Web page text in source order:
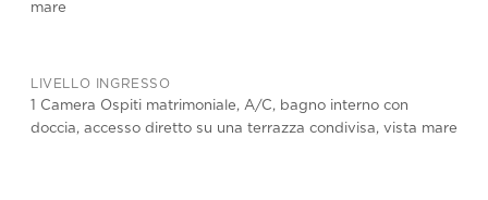
mare
LIVELLO INGRESSO
1 Camera Ospiti matrimoniale, A/C, bagno interno con
doccia, accesso diretto su una terrazza condivisa, vista mare